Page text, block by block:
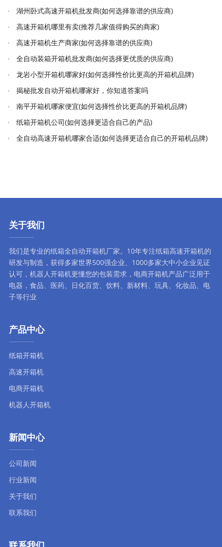
湖州卧式高速开箱机批发商(如何选择靠谱的供应商)
高速开箱机哪里有卖(推荐几家值得购买的商家)
高速开箱机生产商家(如何选择靠谱的供应商)
全自动装箱开箱机批发商(如何选择更优质的供应商)
龙岩小型开箱机哪家好(如何选择性价比更高的开箱机品牌)
揭秘批发自动开箱机哪家好，你知道答案吗
南平开箱机哪家便宜(如何选择性价比更高的开箱机品牌)
纸箱开箱机公司(如何选择更适合自己的产品)
全自动高速开箱机哪家合适(如何选择更适合自己的开箱机品牌)
关于我们
我们是专业的纸箱全自动开箱机厂家。10年专注纸箱高速开箱机的
研发与制造，获得多家世界500强企业、1000多家大中小企业见证
认可， 机器人开箱机更懂您的包装需求， 电商开箱机产品广泛用于
电器，食品、医药、日化百货、饮料、新材料、玩具、化妆品、电
子等行业
产品中心
纸箱开箱机
高速开箱机
电商开箱机
机器人开箱机
新闻中心
公司新闻
行业新闻
关于我们
联系我们